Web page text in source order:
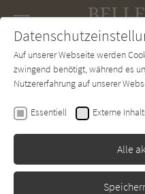
SUCHE Forum
Insel
Auf unserer Webseite werden
zwingend benötigt, während es
Nutzererfahrung auf unserer
Essentiell Externe
Alle